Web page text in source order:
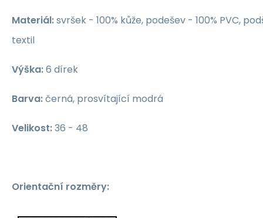
Materiál:svršek - 100% kůže, podešev - 100% PVC,
textil
Výška:6 dírek
Barva:černá, prosvítající modrá
Velikost:36 - 48
Orientační rozměry: